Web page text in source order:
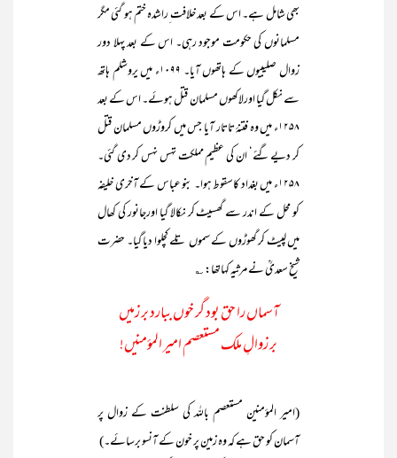
بھی شامل ہے۔ اس کے بعد خلافت ِراشدہ ختم ہو گئی مگر
مسلمانوں کی حکومت موجود رہی۔ اس کے بعد پہلا دور
زوال صلیبیوں کے ہاتھوں آیا۔ ۱۰۹۹ء میں یروشلم ہاتھ
سے نکل گیا اورلاکھوں مسلمان قتل ہوئے۔ اس کے بعد
۱۲۵۸ء میں وہ فتنۂ تاتار آیا جس میں کروڑوں مسلمان قتل
کر دیے گئے‘ ان کی عظیم مملکت تہس نہس کر دی گئی۔
۱۲۵۸ء میں بغداد کاسقوط ہوا۔ بنو عباس کے آخری خلیفہ
کو محل کے اندر سے گھسیٹ کر نکالا گیا اورجانور کی کھال
میں لپیٹ کر گھوڑوں کے سموں تلے کچلوا دیا گیا۔ حضرت
شیخ سعدیؒ نے مرثیہ کہاتھا: ؎
آسماں را حق بود گر خوں ببارد بر زمیں
بر زوالِ ملک مستعصم امیر المؤمنیں!
(امیر المؤمنین مستعصم باللہ کی سلطنت کے زوال پر
آسمان کو حق ہے کہ وہ زمین پر خون کے آنسو برسائے۔)